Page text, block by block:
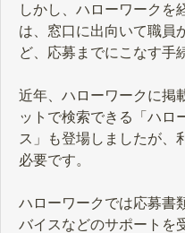
しかし、ハローワークを
は、窓口に出向いて職員
ど、応募までにこなす手
近年、ハローワークに掲
ットで検索できる「ハロ
ス」も登場しましたが、
必要です。
ハローワークでは応募書
バイスなどのサポートを